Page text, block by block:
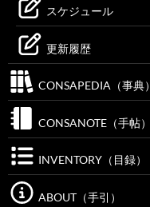
スケジュール
更新履歴
CONSAPEDIA（事典）
CONSANOTE（手帖）
INVENTORY（目録）
ABOUT（手引）